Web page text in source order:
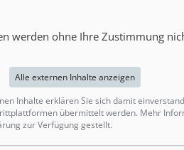
werden ohne Ihre Zustimmung
Alle externen Inhalte anzeigen
Inhalte erklären Sie sich damit
übermittelt werden. Mehr
zur Verfügung gestellt.